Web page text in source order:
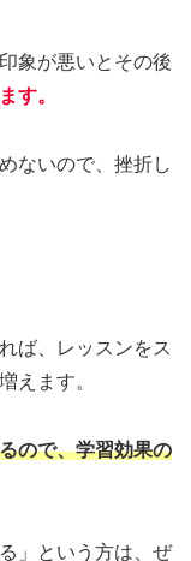
象が悪いとその後
す。
ないので、挫折し
ば、レッスンをス
えます。
ので、学習効果の
」という方は、ぜ